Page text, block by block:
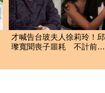
才喊告台玻夫人徐莉玲！邱
瓈寬聞喪子噩耗 不計前嫌